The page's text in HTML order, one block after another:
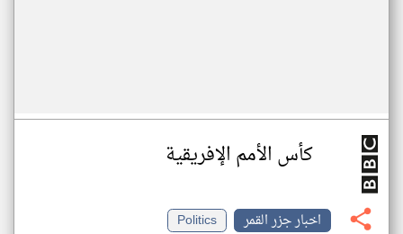
كأس الأمم الإفريقية
اخبار جزر القمر
Politics